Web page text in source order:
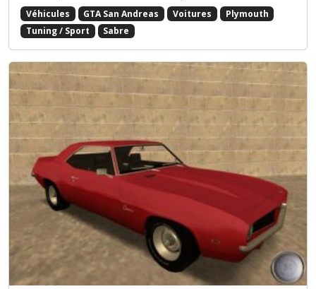
Véhicules GTA San Andreas Voitures
Plymouth
Tuning / Sport
Sabre